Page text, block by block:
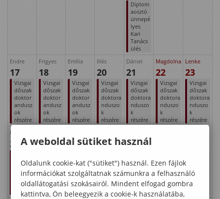
Diplom
aosztó
ünnepé
lyes
Kari
Tanács
ülés
Endre
17
Vizsgai
dőszak
doktor
andusz
ok
részére
Frigyes
18
Vizsgai
dőszak
doktor
andusz
ok
részére
Emília
19
Vizsgai
dőszak
doktor
andusz
ok
részére
Illés
20
Vizsgai
dőszak
doktora
nduszo
k
részére
Dániel
21
Vizsgai
dőszak
doktora
nduszo
k
részére
Magdolna
22
Vizsgai
dőszak
doktora
nduszo
k
részére
Lenke
23
Vizsgai
dőszak
doktora
nduszo
k
részére
Kinga
24
dőszak
doktor
andusz
részére
25
dőszak
doktor
andusz
ok
részére
26
dőszak
doktor
andusz
ok
részére
27
dőszak
doktora
nduszo
k
részére
28
dőszak
doktora
nduszo
k
részére
dőszak
doktora
nduszo
k
részére
doktora
nduszo
k
A weboldal sütiket használ
Oldalunk cookie-kat ("sütiket") használ. Ezen fájlok
információkat szolgáltatnak számunkra a felhasználó
oldallátogatási szokásairól. Mindent elfogad gombra
kattintva, Ön beleegyezik a cookie-k használatába,